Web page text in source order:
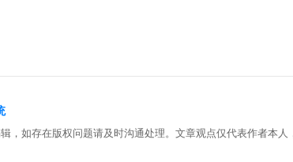
，如存在版权问题请及时沟通处理。文章观点仅代表作者本人